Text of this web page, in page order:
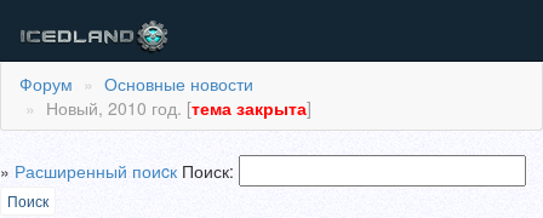
Форум
Основные новости
Новый, 2010 год. [тема закрыта]
» Расширенный поиcк Поиск:
Поиск